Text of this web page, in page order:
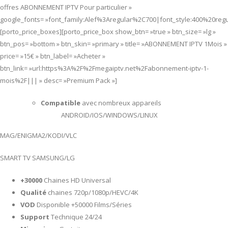
offres ABONNEMENT IPTV Pour particulier »
google_fonts=
[porto_price_boxes][porto_price_box show_btn= »true » btn_size= »lg »
btn_pos= »bottom » btn_skin= »primary » title= »ABONNEMENT IPTV 1Mois »
price= »15€ » btn_label= »Acheter »
btn_link= »url:https%3A%2F%2Fmegaiptv.net%2Fabonnement-iptv-1-
mois%2F||| » desc= »Premium Pack »]
Compatible avec nombreux appareils
ANDROID/IOS/WINDOWS/LINUX
MAG/ENIGMA2/KODI/VLC
SMART TV SAMSUNG/LG
+30000 Chaines HD Universal
Qualité chaines 720p/1080p/HEVC/4K
VOD Disponible +50000 Films/Séries
Support Technique 24/24